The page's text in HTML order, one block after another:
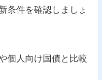
条件を確認しましょ
個人向け国債と比較